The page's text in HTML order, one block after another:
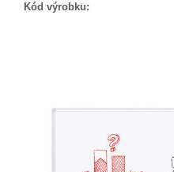
Kód výrobku: